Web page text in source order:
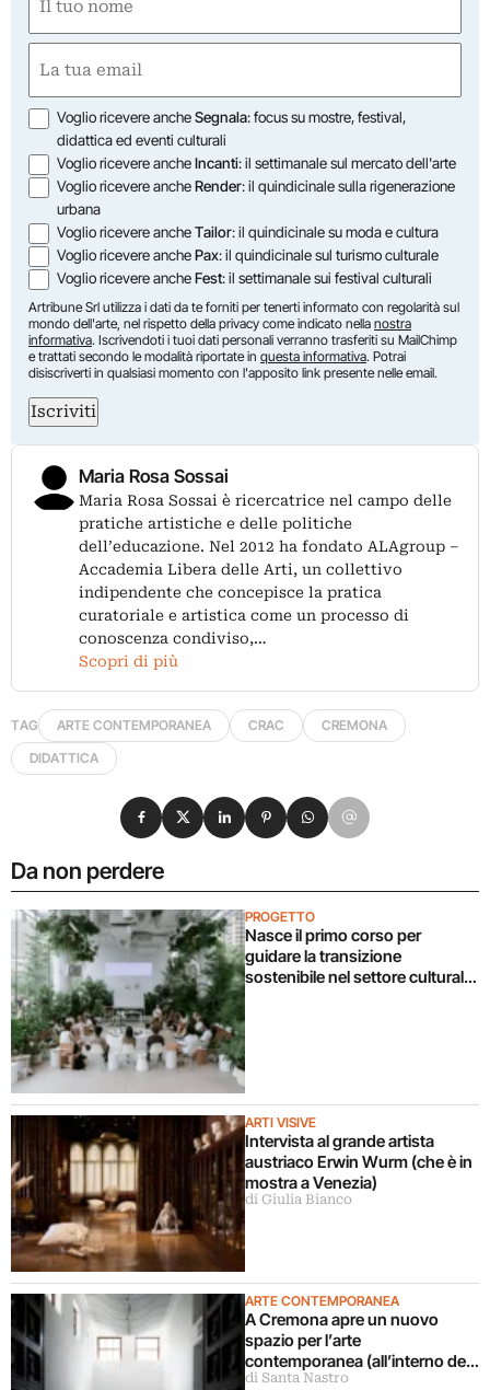
(Obbligatorio)
Nome
(Obbligatorio)
Opzioni
Voglio ricevere ancheSegnala: focus su mostre, festival,
didattica ed eventi culturali
Voglio ricevere ancheIncanti: il settimanale sul mercato dell'arte
Voglio ricevere ancheRender: il quindicinale sulla rigenerazione
urbana
Voglio ricevere ancheTailor: il quindicinale su moda e cultura
Voglio ricevere anchePax: il quindicinale sul turismo culturale
Voglio ricevere ancheFest: il settimanale sui festival culturali
Artribune Srl utilizza i dati da te forniti per tenerti informato con regolarità sul
mondo dell'arte, nel rispetto della privacy come indicato nella nostra
informativa. Iscrivendoti i tuoi dati personali verranno trasferiti su MailChimp
e trattati secondo le modalità riportate in questa informativa. Potrai
disiscriverti in qualsiasi momento con l'apposito link presente nelle email.
Iscriviti
Maria Rosa Sossai
Maria Rosa Sossai è ricercatrice nel campo delle
pratiche artistiche e delle politiche
dell’educazione. Nel 2012 ha fondato ALAgroup –
Accademia Libera delle Arti, un collettivo
indipendente che concepisce la pratica
curatoriale e artistica come un processo di
conoscenza condiviso,…
Scopri di più
TAG ARTE CONTEMPORANEA CRAC
CREMONA
DIDATTICA
Da non perdere
PROGETTO
Nasce il primo corso per
guidare la transizione
sostenibile nel settore culturale.
ARTI VISIVE
Intervista al grande artista
austriaco Erwin Wurm (che è in
mostra a Venezia)
di Giulia Bianco
ARTE CONTEMPORANEA
A Cremona apre un nuovo
spazio per l’arte
contemporanea (all’interno del
Museo del Violino)
di Santa Nastro
Condividi su Facebook
Condividi su X
Condividi su LinkedIn
Condividi su Pinterest
Condividi su WhatsApp
Condividi su Email